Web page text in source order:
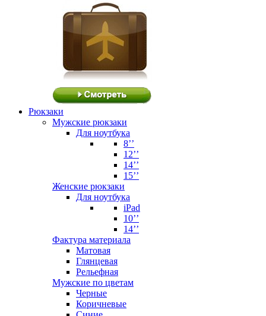
Рюкзаки
Мужские рюкзаки
Для ноутбука
8’’
12’’
14’’
15’’
Женские рюкзаки
Для ноутбука
iPad
10’’
14’’
Фактура материала
Матовая
Глянцевая
Рельефная
Мужские по цветам
Черные
Коричневые